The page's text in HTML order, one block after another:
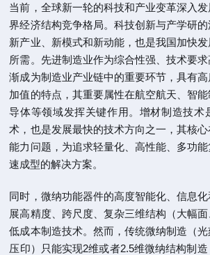
当前，全球新一轮的科技和产业变革深入
界经济结构竞争格局。科技创新与产学研
新产业、新模式和新动能，也是我国加快
所需。先进制造业作为综合性强、技术要
渐成为制造业产业链中的重要环节，具有
加值的特点，其重要属性在航空航天、智能
导体等领域发挥关键作用。增材制造技术
术，也是发展最快的技术方向之一，其核心
能力问题，为追求轻量化、高性能、多功
速成型的解决方案。
同时，微纳功能器件的高度智能化、信息
展高精度、跨尺度、复杂三维结构（大幅
低成本制造技术。然而，传统微纳制造（
压印）只能实现2维或者2.5维微纳结构制